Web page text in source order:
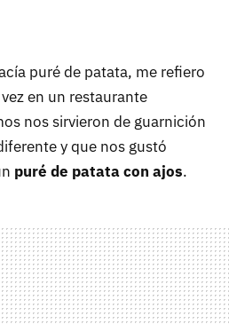
puré de patata, me refiero
en un restaurante
nos sirvieron de guarnición
y que nos gustó
puré de patata con ajos.